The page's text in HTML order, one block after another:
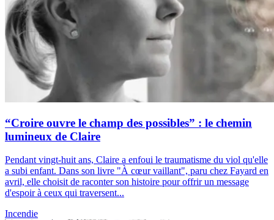
“Croire ouvre le champ des possibles” : le chemin
lumineux de Claire
Pendant vingt-huit ans, Claire a enfoui le traumatisme du viol qu'elle
a subi enfant. Dans son livre "À cœur vaillant", paru chez Fayard en
avril, elle choisit de raconter son histoire pour offrir un message
d'espoir à ceux qui traversent...
Incendie